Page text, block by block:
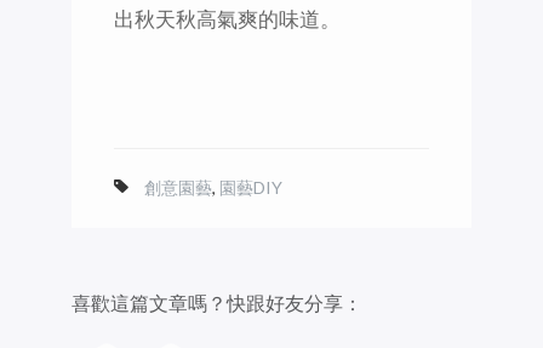
出秋天秋高氣爽的味道。
創意園藝, 園藝DIY
喜歡這篇文章嗎？快跟好友分享：